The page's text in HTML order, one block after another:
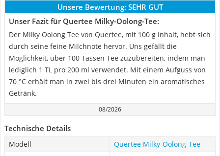
Unsere Bewertung: SEHR GUT
Unser Fazit für Quertee Milky-Oolong-Tee:
Der Milky Oolong Tee von Quertee, mit 100 g Inhalt, hebt sich
durch seine feine Milchnote hervor. Uns gefällt die
Möglichkeit, über 100 Tassen Tee zuzubereiten, indem man
lediglich 1 TL pro 200 ml verwendet. Mit einem Aufguss von
70 °C erhält man in zwei bis drei Minuten ein aromatisches
Getränk.
08/2026
Technische Details
Modell
Quertee Milky-Oolong-Tee